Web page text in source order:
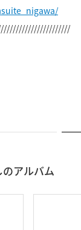
アルバム